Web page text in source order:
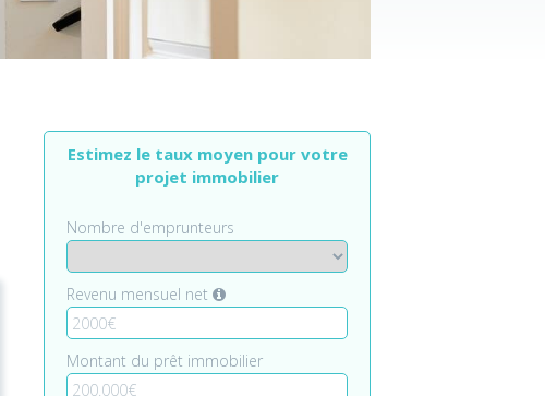
Estimez le taux moyen pour votre
projet immobilier
Nombre d'emprunteurs
Revenu mensuel net
Montant du prêt immobilier